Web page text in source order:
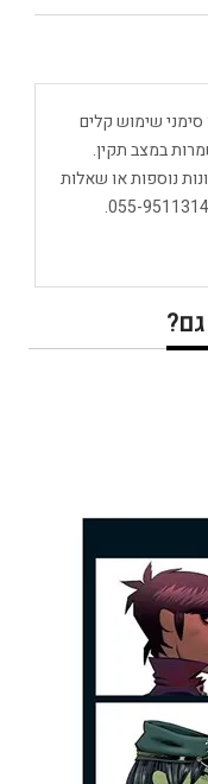
שימוש קלים
במצב תקין.
נוספות או שאלות
גם?